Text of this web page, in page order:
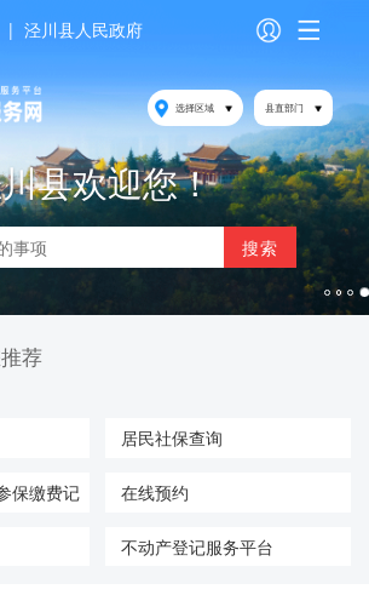
| 泾川县人民政府
选择区域 县直部门
县欢迎您！
荐
居民社保查询
保缴费记
在线预约
不动产登记服务平台